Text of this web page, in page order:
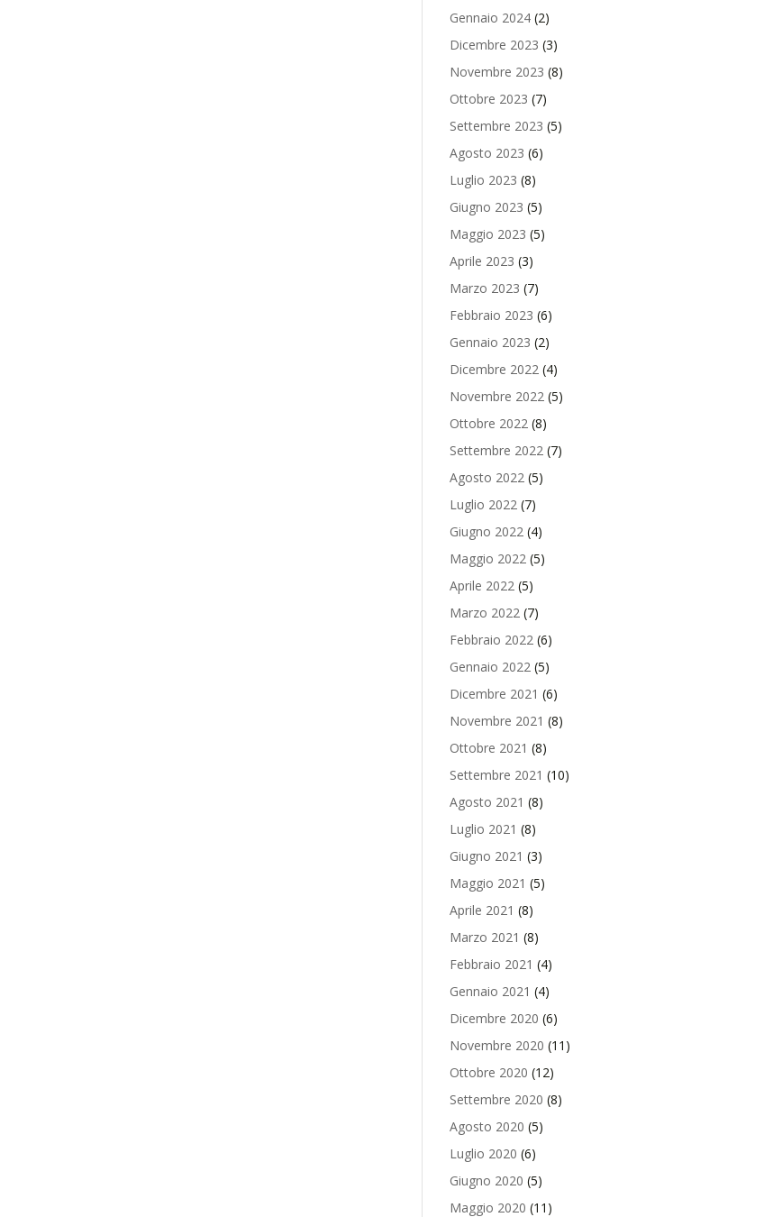
Gennaio 2024(2)
Dicembre 2023 (3)
Novembre 2023 (8)
Ottobre 2023 (7)
Settembre 2023 (5)
Agosto 2023 (6)
Luglio 2023 (8)
Giugno 2023 (5)
Maggio 2023 (5)
Aprile 2023 (3)
Marzo 2023 (7)
Febbraio 2023 (6)
Gennaio 2023 (2)
Dicembre 2022(4)
Novembre 2022(5)
Ottobre 2022(8)
Settembre 2022(7)
Agosto 2022(5)
Luglio 2022(7)
Giugno 2022(4)
Maggio 2022(5)
Aprile 2022(5)
Marzo 2022(7)
Febbraio 2022(6)
Gennaio 2022(5)
Dicembre 2021 (6)
Novembre 2021 (8)
Ottobre 2021 (8)
Settembre 2021 (10)
Agosto 2021 (8)
Luglio 2021 (8)
Giugno 2021 (3)
Maggio 2021 (5)
Aprile 2021 (8)
Marzo 2021 (8)
Febbraio 2021 (4)
Gennaio 2021 (4)
Dicembre 2020 (6)
Novembre 2020 (11)
Ottobre 2020 (12)
Settembre 2020 (8)
Agosto 2020 (5)
Luglio 2020 (6)
Giugno 2020 (5)
Maggio 2020 (11)